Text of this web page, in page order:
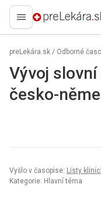
preLekára.sk
preLekára.sk / Odborné
Vývoj
česko-
Vyšlo v časopise: Listy
Kategorie: Hlavní téma